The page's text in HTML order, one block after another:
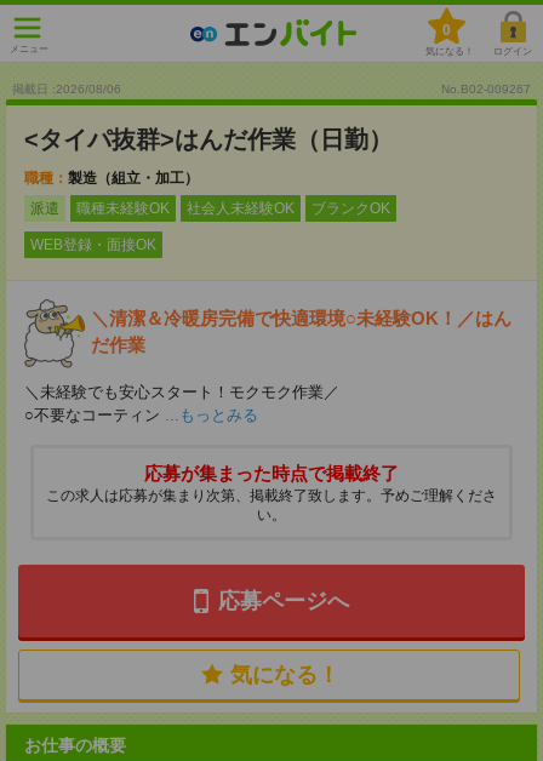
メニュー
0
気になる！ ログイン
掲載日 :2026/08/06 No.B02-009267
<タイパ抜群>はんだ作業（日勤）
職種： 製造（組立・加工）
派遣
職種未経験OK 社会人未経験OK ブランクOK
WEB登録・面接OK
＼清潔＆冷暖房完備で快適環境○未経験OK！／はん
だ作業
＼未経験でも安心スタート！モクモク作業／
○不要なコーティン ...もっとみる
応募が集まった時点で掲載終了
この求人は応募が集まり次第、掲載終了致します。予めご理解くださ
い。
応募ページへ
気になる！
お仕事の概要